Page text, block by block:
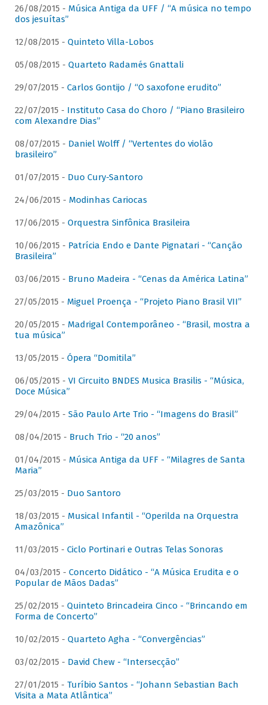
26/08/2015 - Música Antiga da UFF / “A música no tempo
dos jesuítas”
12/08/2015 - Quinteto Villa-Lobos
05/08/2015 - Quarteto Radamés Gnattali
29/07/2015 - Carlos Gontijo / “O saxofone erudito”
22/07/2015 - Instituto Casa do Choro / “Piano Brasileiro
com Alexandre Dias”
08/07/2015 - Daniel Wolff / “Vertentes do violão
brasileiro”
01/07/2015 - Duo Cury-Santoro
24/06/2015 - Modinhas Cariocas
17/06/2015 - Orquestra Sinfônica Brasileira
10/06/2015 - Patrícia Endo e Dante Pignatari - “Canção
Brasileira”
03/06/2015 - Bruno Madeira - “Cenas da América Latina”
27/05/2015 - Miguel Proença - “Projeto Piano Brasil VII”
20/05/2015 - Madrigal Contemporâneo - “Brasil, mostra a
tua música”
13/05/2015 - Ópera “Domitila”
06/05/2015 - VI Circuito BNDES Musica Brasilis - “Música,
Doce Música”
29/04/2015 - São Paulo Arte Trio - “Imagens do Brasil”
08/04/2015 - Bruch Trio - “20 anos”
01/04/2015 - Música Antiga da UFF - “Milagres de Santa
Maria”
25/03/2015 - Duo Santoro
18/03/2015 - Musical Infantil - “Operilda na Orquestra
Amazônica”
11/03/2015 - Ciclo Portinari e Outras Telas Sonoras
04/03/2015 - Concerto Didático - “A Música Erudita e o
Popular de Mãos Dadas”
25/02/2015 - Quinteto Brincadeira Cinco - “Brincando em
Forma de Concerto”
10/02/2015 - Quarteto Agha - “Convergências”
03/02/2015 - David Chew - “Intersecção”
27/01/2015 - Turíbio Santos - “Johann Sebastian Bach
Visita a Mata Atlântica”